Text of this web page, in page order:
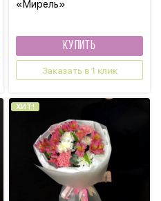
«Мирель»
КУПИТЬ
Заказать в 1 клик
ХИТ!